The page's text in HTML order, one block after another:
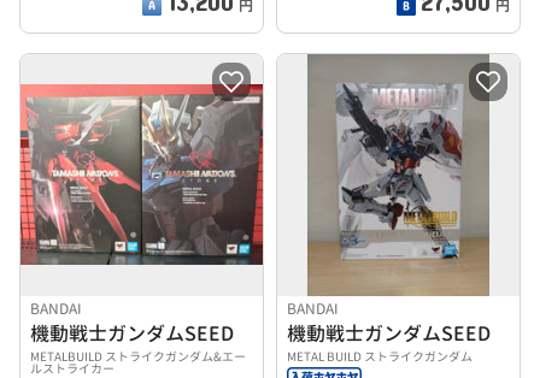
円 円
BANDAI
機動戦士ガンダムSEED
METALBUILD ストライクガンダム&エー
ルストライカー
BANDAI
機動戦士ガンダムSEED
METAL BUILD ストライクガンダム